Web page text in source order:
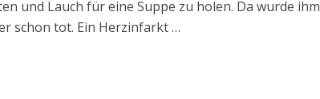
und Lauch für eine Suppe zu holen. Da wurde ihm
schon tot. Ein Herzinfarkt …